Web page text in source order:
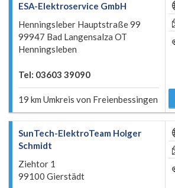
ESA-Elektroservice GmbH
Henningsleber Hauptstraße 99
99947 Bad Langensalza OT
Henningsleben
Tel: 03603 39090
19 km Umkreis von Freienbessingen
SunTech-ElektroTeam Holger
Schmidt
Ziehtor 1
99100 Gierstädt